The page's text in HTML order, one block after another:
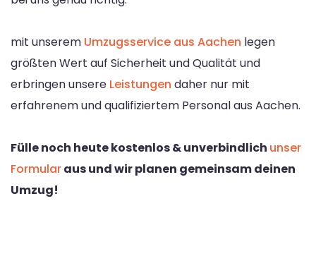
mit unserem Umzugsservice aus Aachen legen
größten Wert auf Sicherheit und Qualität und
erbringen unsere Leistungen daher nur mit
erfahrenem und qualifiziertem Personal aus Aachen.
Fülle noch heute kostenlos & unverbindlich unser
Formularaus und wir planen gemeinsam deinen
Umzug!